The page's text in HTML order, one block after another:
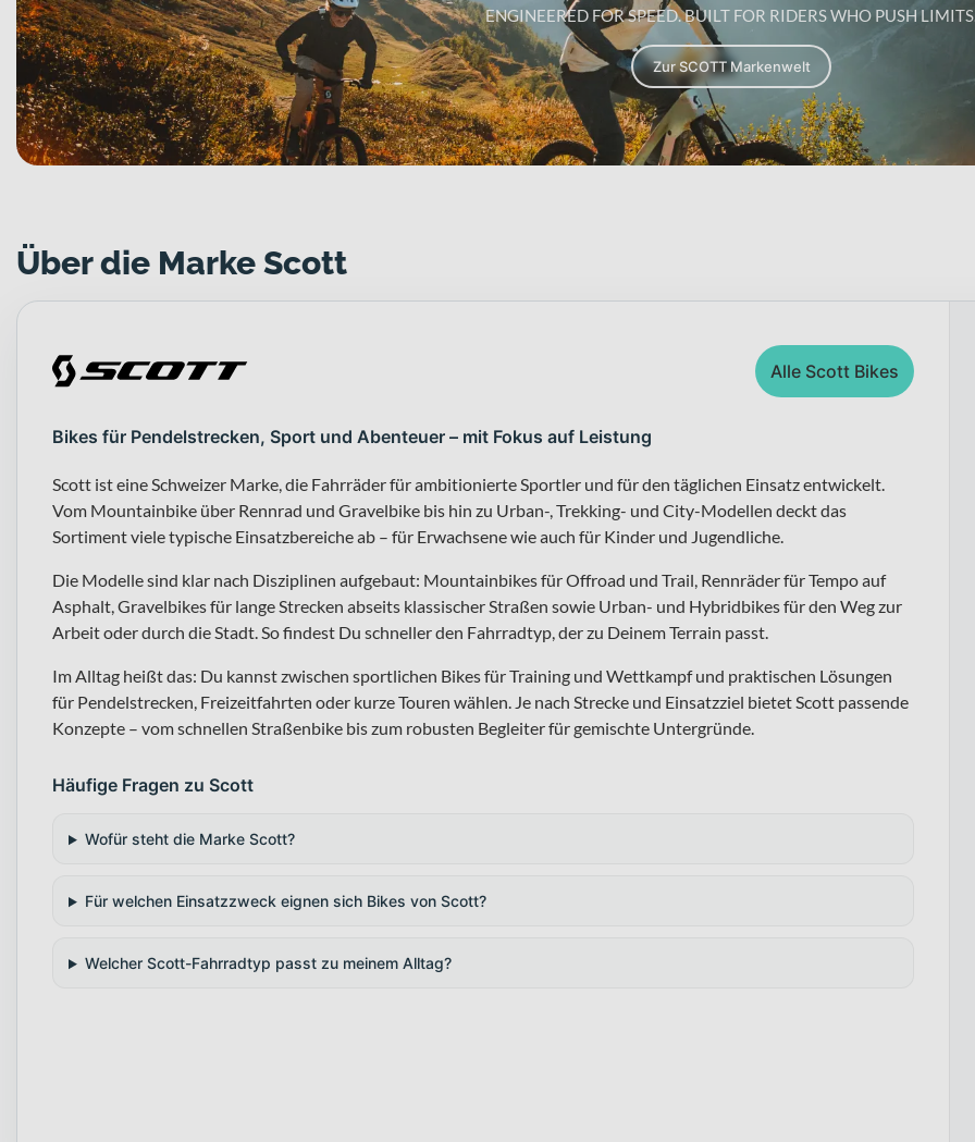
ENGINEERED FOR SPEED. BUILT FOR RIDERS WHO PUSH
Zur SCOTT Markenwelt
Über die Marke Scott
Alle Scott Bikes
Bikes für Pendelstrecken, Sport und Abenteuer – mit Fokus auf Leistung
Scott ist eine Schweizer Marke, die Fahrräder für ambitionierte Sportler und für den täglichen Einsatz entwickelt.
Vom Mountainbike über Rennrad und Gravelbike bis hin zu Urban-, Trekking- und City-Modellen deckt das
Sortiment viele typische Einsatzbereiche ab – für Erwachsene wie auch für Kinder und Jugendliche.
Die Modelle sind klar nach Disziplinen aufgebaut: Mountainbikes für Offroad und Trail, Rennräder für Tempo auf
Asphalt, Gravelbikes für lange Strecken abseits klassischer Straßen sowie Urban- und Hybridbikes für den Weg zur
Arbeit oder durch die Stadt. So findest Du schneller den Fahrradtyp, der zu Deinem Terrain passt.
Im Alltag heißt das: Du kannst zwischen sportlichen Bikes für Training und Wettkampf und praktischen Lösungen
für Pendelstrecken, Freizeitfahrten oder kurze Touren wählen. Je nach Strecke und Einsatzziel bietet Scott passende
Konzepte – vom schnellen Straßenbike bis zum robusten Begleiter für gemischte Untergründe.
Häufige Fragen zu Scott
Wofür steht die Marke Scott?
Für welchen Einsatzzweck eignen sich Bikes von Scott?
Welcher Scott-Fahrradtyp passt zu meinem Alltag?